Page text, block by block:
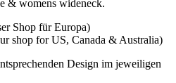
& womens wideneck.
Shop für Europa)
shop for US, Canada & Australia)
Design im jeweiligen